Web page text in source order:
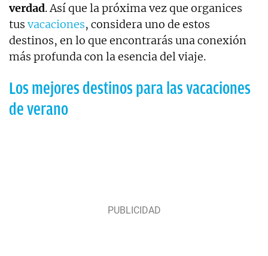
verdad. Así que la próxima vez que organices
tus vacaciones, considera uno de estos
destinos, en lo que encontrarás una conexión
más profunda con la esencia del viaje.
Los mejores destinos para las vacaciones
de verano